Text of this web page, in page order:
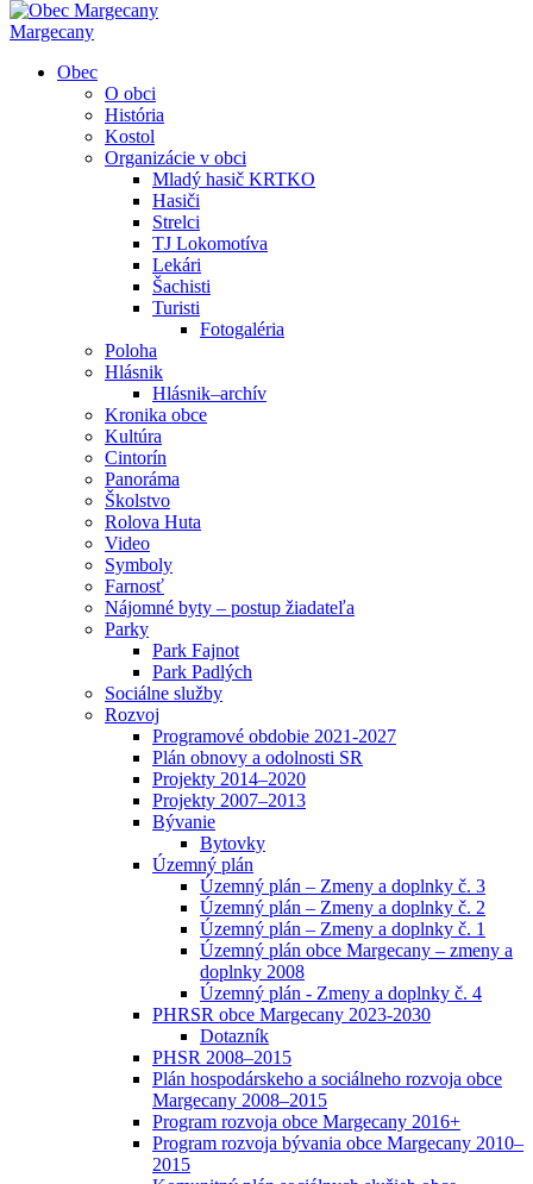
Margecany
Obec
O obci
História
Kostol
Organizácie v obci
Mladý hasič KRTKO
Hasiči
Strelci
TJ Lokomotíva
Lekári
Šachisti
Turisti
Fotogaléria
Poloha
Hlásnik
Hlásnik–archív
Kronika obce
Kultúra
Cintorín
Panoráma
Školstvo
Rolova Huta
Video
Symboly
Farnosť
Nájomné byty – postup žiadateľa
Parky
Park Fajnot
Park Padlých
Sociálne služby
Rozvoj
Programové obdobie 2021-2027
Plán obnovy a odolnosti SR
Projekty 2014–2020
Projekty 2007–2013
Bývanie
Bytovky
Územný plán
Územný plán – Zmeny a doplnky č. 3
Územný plán – Zmeny a doplnky č. 2
Územný plán – Zmeny a doplnky č. 1
Územný plán obce Margecany – zmeny a
doplnky 2008
Územný plán - Zmeny a doplnky č. 4
PHRSR obce Margecany 2023-2030
Dotazník
PHSR 2008–2015
Plán hospodárskeho a sociálneho rozvoja obce
Margecany 2008–2015
Program rozvoja obce Margecany 2016+
Program rozvoja bývania obce Margecany 2010–
2015